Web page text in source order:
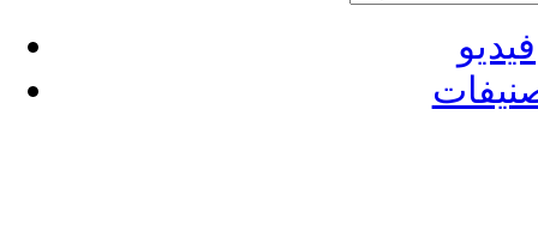
فيديو